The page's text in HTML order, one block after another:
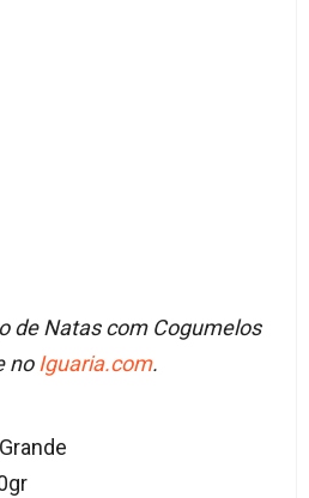
de Natas com Cogumelos
noIguaria.com.